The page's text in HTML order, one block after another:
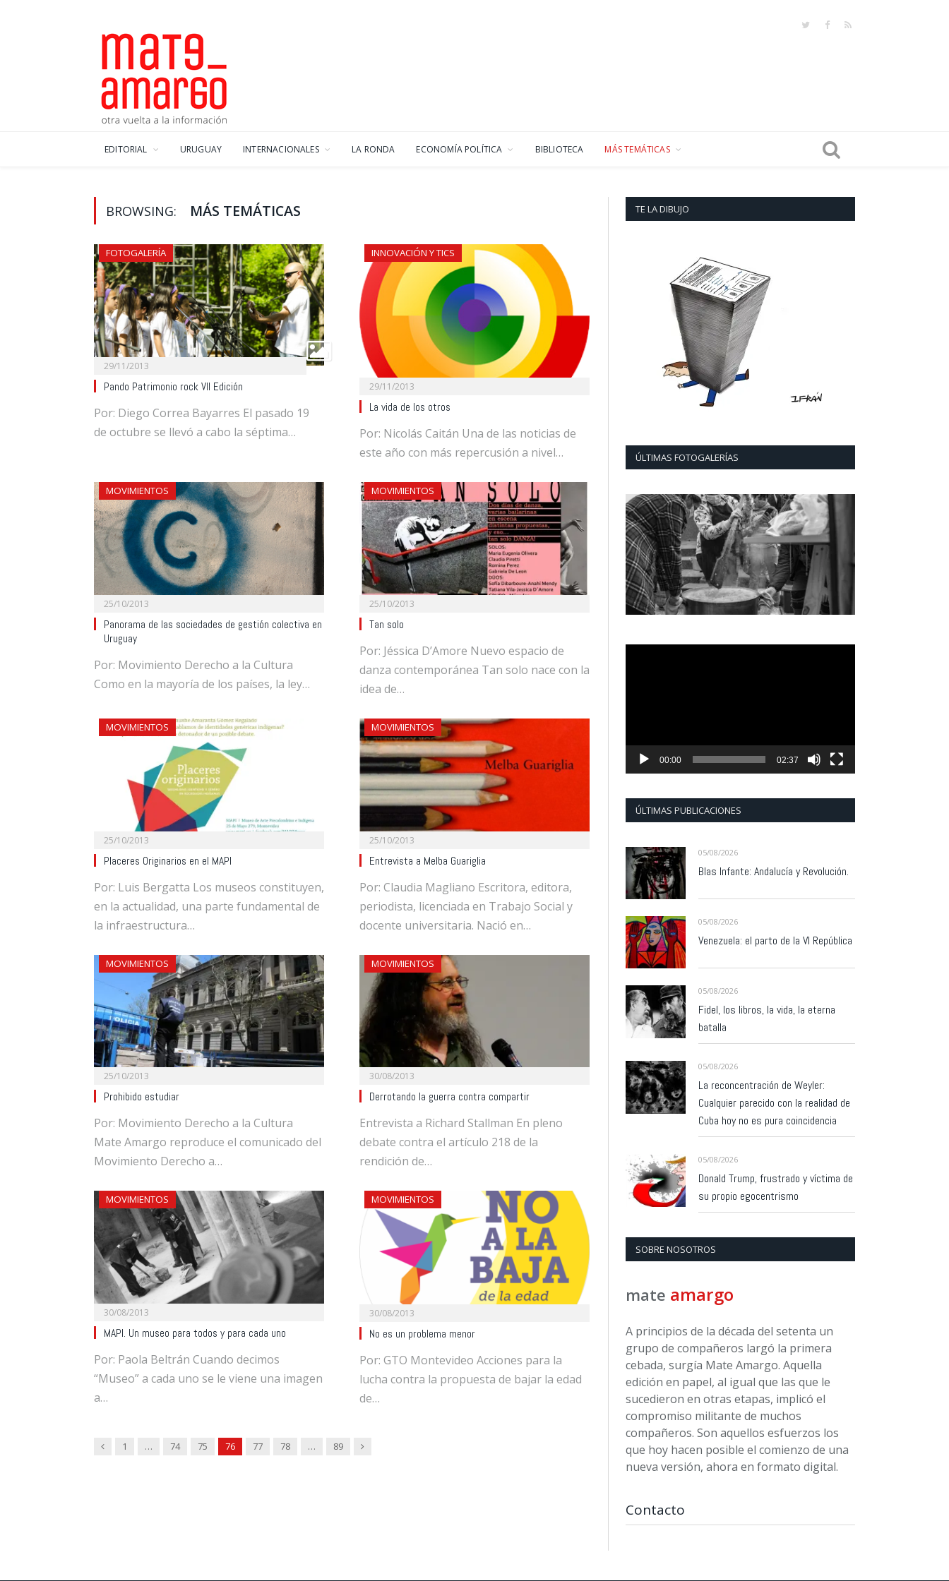
TwitterFacebook
RSS
EDITORIAL URUGUAY INTERNACIONALES LA RONDA ECONOMÍA POLÍTICA BIBLIOTECA MÁS TEMÁTICAS
BROWSING: MÁS TEMÁTICAS
FOTOGALERÍA
29/11/2013
Pando Patrimonio rock VII Edición
Por: Diego Correa Bayarres El pasado 19
de octubre se llevó a cabo la séptima…
INNOVACIÓN Y TICS
29/11/2013
La vida de los otros
Por: Nicolás Caitán Una de las noticias de
este año con más repercusión a nivel…
MOVIMIENTOS
25/10/2013
Panorama de las sociedades de gestión colectiva en
Uruguay
Por: Movimiento Derecho a la Cultura
Como en la mayoría de los países, la ley…
MOVIMIENTOS
25/10/2013
Tan solo
Por: Jéssica D’Amore Nuevo espacio de
danza contemporánea Tan solo nace con la
idea de…
MOVIMIENTOS
25/10/2013
Placeres Originarios en el MAPI
Por: Luis Bergatta Los museos constituyen,
en la actualidad, una parte fundamental de
la infraestructura…
MOVIMIENTOS
25/10/2013
Entrevista a Melba Guariglia
Por: Claudia Magliano Escritora, editora,
periodista, licenciada en Trabajo Social y
docente universitaria. Nació en…
MOVIMIENTOS
25/10/2013
Prohibido estudiar
Por: Movimiento Derecho a la Cultura
Mate Amargo reproduce el comunicado del
Movimiento Derecho a…
MOVIMIENTOS
30/08/2013
Derrotando la guerra contra compartir
Entrevista a Richard Stallman En pleno
debate contra el artículo 218 de la
rendición de…
MOVIMIENTOS
30/08/2013
MAPI. Un museo para todos y para cada uno
Por: Paola Beltrán Cuando decimos
“Museo” a cada uno se le viene una imagen
a…
MOVIMIENTOS
30/08/2013
No es un problema menor
Por: GTO Montevideo Acciones para la
lucha contra la propuesta de bajar la edad
de…
Previous
1 … 74 75 76 77 78 … 89 Next
TE LA DIBUJO
ÚLTIMAS FOTOGALERÍAS
00:00 02:37
ÚLTIMAS PUBLICACIONES
05/08/2026
Blas Infante: Andalucía y Revolución.
05/08/2026
Venezuela: el parto de la VI República
05/08/2026
Fidel, los libros, la vida, la eterna
batalla
05/08/2026
La reconcentración de Weyler:
Cualquier parecido con la realidad de
Cuba hoy no es pura coincidencia
05/08/2026
Donald Trump, frustrado y víctima de
su propio egocentrismo
SOBRE NOSOTROS
mate amargo
A principios de la década del setenta un
grupo de compañeros largó la primera
cebada, surgía Mate Amargo. Aquella
edición en papel, al igual que las que le
sucedieron en otras etapas, implicó el
compromiso militante de muchos
compañeros. Son aquellos esfuerzos los
que hoy hacen posible el comienzo de una
nueva versión, ahora en formato digital.
Contacto